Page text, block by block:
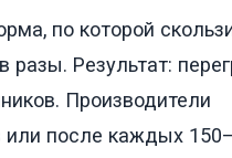
по которой
Результат:
Производители
после каждых